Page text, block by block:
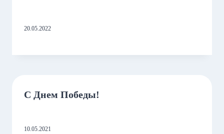
20.05.2022
С Днем Победы!
10.05.2021